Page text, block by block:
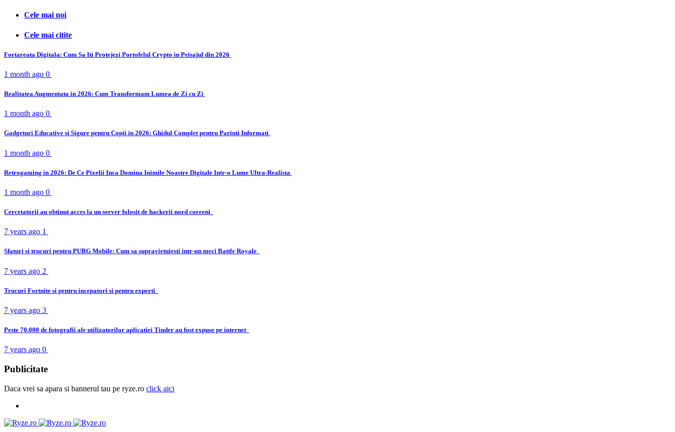
Cele mai noi
Cele mai citite
Fortareata Digitala: Cum Sa Iti Protejezi Portofelul Crypto in Peisajul din 2026
1 month ago 0
Realitatea Augmentata in 2026: Cum Transformam Lumea de Zi cu Zi
1 month ago 0
Gadgeturi Educative si Sigure pentru Copii in 2026: Ghidul Complet pentru Parinti Informati
1 month ago 0
Retrogaming in 2026: De Ce Pixelii Inca Domina Inimile Noastre Digitale Intr-o Lume Ultra-Realista
1 month ago 0
Cercetatorii au obtinut acces la un server folosit de hackerii nord coreeni
7 years ago 1
Sfaturi si trucuri pentru PUBG Mobile: Cum sa supravietuiesti intr-un meci Battle Royale
7 years ago 2
Trucuri Fortnite si pentru incepatori si pentru experti
7 years ago 3
Peste 70.000 de fotografii ale utilizatorilor aplicatiei Tinder au fost expuse pe internet
7 years ago 0
Publicitate
Daca vrei sa apara si bannerul tau pe ryze.ro click aici